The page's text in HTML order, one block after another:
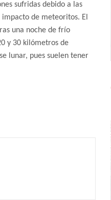
sufridas debido a las
de meteoritos. El
una noche de frío
y 30 kilómetros de
lunar, pues suelen tener